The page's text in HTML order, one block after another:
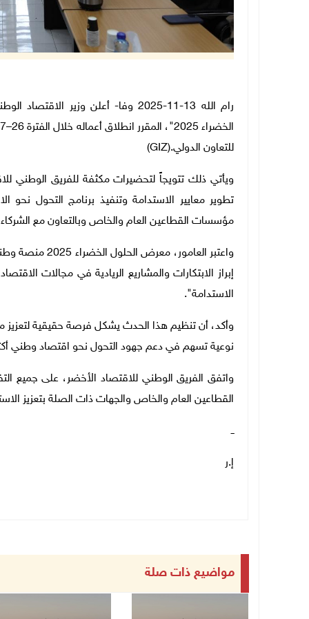
رام الله 13-11-2025 وفا- أعلن
للتعاون الدولي(GIZ).
ويأتي ذلك تتويجاً لتحضيرات مكثفة للفريق الوطني
تطوير معايير الاستدامة وتنفيذ برنامج التحول نحو
مؤسسات القطاعين العام والخاص وبالتعاون مع الشركاء
واعتبر
إبراز الابتكارات والمشاريع الريادية في مجالات
الاستدامة."
وأكد، أن تنظيم هذا الحدث يشكل فرصة حقيقية لتعزيز
نوعية تسهم في دعم جهود التحول نحو اقتصاد وطني
واتفق الفريق الوطني للاقتصاد الأخضر، على جميع
القطاعين العام والخاص والجهات ذات الصلة بتعزيز
ــ
إ.ر
مواضيع ذات صلة